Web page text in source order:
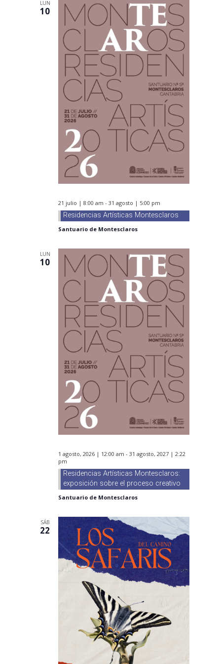
LUN
10
21 julio | 8:00 am -31 agosto | 5:00 pm
Residencias Artísticas Montesclaros
Santuario de Montesclaros
LUN
10
1 agosto, 2026 | 12:00 am -31 agosto, 2027 | 2:22
pm
Residencias Artísticas Montesclaros:
exposición sobre el proceso creativo
Santuario de Montesclaros
SÁB
22